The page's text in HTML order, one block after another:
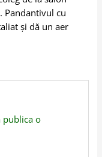
Pandantivul cu
și dă un aer
o